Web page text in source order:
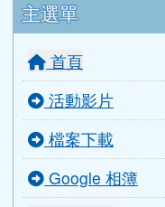
學務處
總務處
輔導室
人事室
會計室
導師室